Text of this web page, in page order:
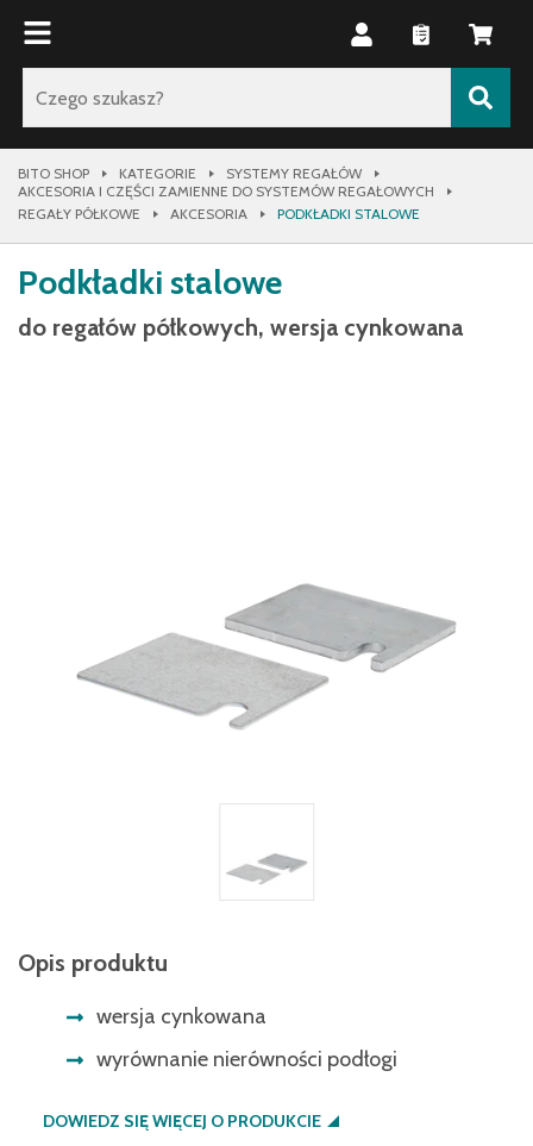
BITO SHOP KATEGORIE
SYSTEMY REGAŁÓW
AKCESORIA I CZĘŚCI ZAMIENNE DO SYSTEMÓW REGAŁOWYCH
REGAŁY PÓŁKOWE
AKCESORIA PODKŁADKI STALOWE
Podkładki stalowe
do regałów półkowych, wersja cynkowana
Opis produktu
wersja cynkowana
wyrównanie nierówności podłogi
DOWIEDZ SIĘ WIĘCEJ O PRODUKCIE